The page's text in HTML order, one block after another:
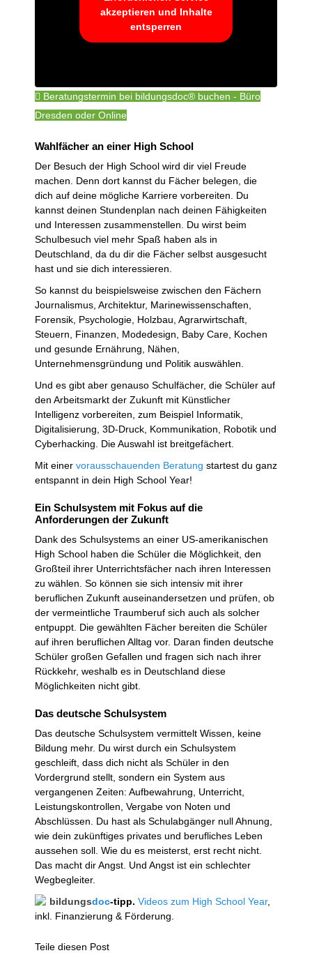
akzeptieren und Inhalte
entsperren
Beratungstermin bei bildungsdoc® buchen - Büro
Dresden oder Online
Wahlfächer an einer High School
Der Besuch der High School wird dir viel Freude
machen. Denn dort kannst du Fächer belegen, die
dich auf deine mögliche Karriere vorbereiten. Du
kannst deinen Stundenplan nach deinen Fähigkeiten
und Interessen zusammenstellen. Du wirst beim
Schulbesuch viel mehr Spaß haben als in
Deutschland, da du dir die Fächer selbst ausgesucht
hast und sie dich interessieren.
So kannst du beispielsweise zwischen den Fächern
Journalismus, Architektur, Marinewissenschaften,
Forensik, Psychologie, Holzbau, Agrarwirtschaft,
Steuern, Finanzen, Modedesign, Baby Care, Kochen
und gesunde Ernährung, Nähen,
Unternehmensgründung und Politik auswählen.
Und es gibt aber genauso Schulfächer, die Schüler auf
den Arbeitsmarkt der Zukunft mit Künstlicher
Intelligenz vorbereiten, zum Beispiel Informatik,
Digitalisierung, 3D-Druck, Kommunikation, Robotik und
Cyberhacking. Die Auswahl ist breitgefächert.
Mit einer vorausschauenden Beratung startest du ganz
entspannt in dein High School Year!
Ein Schulsystem mit Fokus auf die
Anforderungen der Zukunft
Dank des Schulsystems an einer US-amerikanischen
High School haben die Schüler die Möglichkeit, den
Großteil ihrer Unterrichtsfächer nach ihren Interessen
zu wählen. So können sie sich intensiv mit ihrer
beruflichen Zukunft auseinandersetzen und prüfen, ob
der vermeintliche Traumberuf sich auch als solcher
entpuppt. Die gewählten Fächer bereiten die Schüler
auf ihren beruflichen Alltag vor. Daran finden deutsche
Schüler großen Gefallen und fragen sich nach ihrer
Rückkehr, weshalb es in Deutschland diese
Möglichkeiten nicht gibt.
Das deutsche Schulsystem
Das deutsche Schulsystem vermittelt Wissen, keine
Bildung mehr. Du wirst durch ein Schulsystem
geschleift, dass dich nicht als Schüler in den
Vordergrund stellt, sondern ein System aus
vergangenen Zeiten: Aufbewahrung, Unterricht,
Leistungskontrollen, Vergabe von Noten und
Abschlüssen. Du hast als Schulabgänger null Ahnung,
wie dein zukünftiges privates und berufliches Leben
aussehen soll. Wie du es meisterst, erst recht nicht.
Das macht dir Angst. Und Angst ist ein schlechter
Wegbegleiter.
bildungsdoc-tipp. Videos zum High School Year,
inkl. Finanzierung & Förderung.
Teile diesen Post